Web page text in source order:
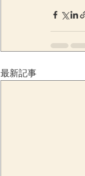
最新記事